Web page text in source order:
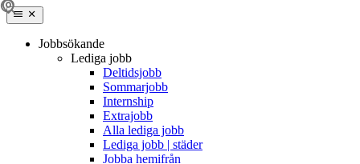
Jobbsökande
Lediga jobb
Deltidsjobb
Sommarjobb
Internship
Extrajobb
Alla lediga jobb
Lediga jobb | städer
Jobba hemifrån